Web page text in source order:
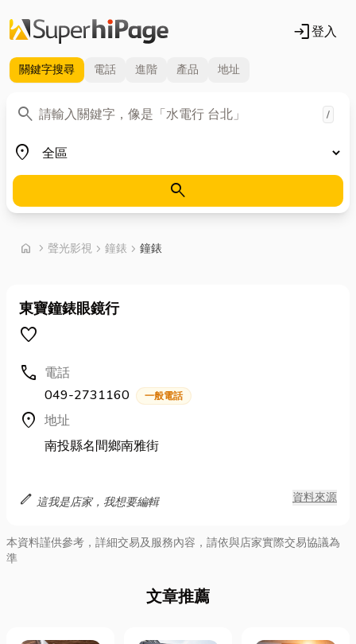
login登入
關鍵字搜尋 電話 進階 產品 地址
search
關鍵字 /
place
地區
search
home chevron_right 首頁
聲光影視 chevron_right 鐘錶 chevron_right 鐘錶
東寶鐘錶眼鏡行
favorite
call 電話
049-2731160
一般電話
location_on 地址
南投縣名間鄉南雅街
edit 這我是店家，我想要編輯 資料來源
本資料謹供參考，詳細交易及服務內容，請依與店家實際交易協議為
準
文章推薦